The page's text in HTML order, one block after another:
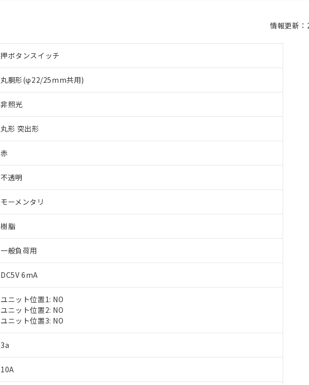
情報更新
押ボタンスイッチ
丸胴形(φ22/25mm共用)
非照光
丸形 突出形
赤
不透明
モーメンタリ
樹脂
一般負荷用
DC5V 6mA
ユニット位置1: NO
ユニット位置2: NO
ユニット位置3: NO
3a
10A以下の条件をお読みいただき、同意のうえご利用ください。
※1 対応状況
対応済み：EU RoHS指令（10物質）の非含有に対応した製品が提供可能な商品です。
対応予定：EU RoHS指令（10物質）の非含有に対応した製品に切り替える予定のある商品
対応予定なし：EU RoHS指令（10物質）の非含有に非対応の商品で、対応品を出す予定
仕入先様の事情により、非含有部品としていたものが、含有品と判明した場合などやむを
があります。
※1 中国RoHS○×表